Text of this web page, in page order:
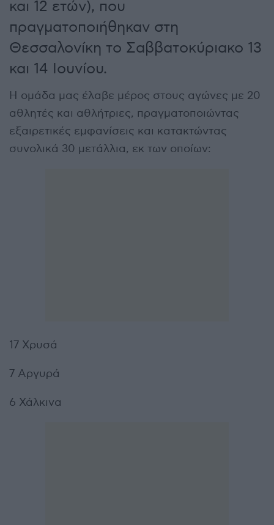
και 12 ετών), που
πραγματοποιήθηκαν στη
Θεσσαλονίκη το Σαββατοκύριακο 13
και 14 Ιουνίου.
Η ομάδα μας έλαβε μέρος στους αγώνες με 20
αθλητές και αθλήτριες, πραγματοποιώντας
εξαιρετικές εμφανίσεις και κατακτώντας
συνολικά 30 μετάλλια, εκ των οποίων:
17 Χρυσά
7 Αργυρά
6 Χάλκινα